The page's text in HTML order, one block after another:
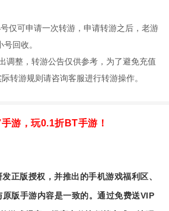
仅可申请一次转游，申请转游之后，老游
回收。
调整，转游公告仅供参考，为了避免充值
转游规则请咨询客服进行转游操作。
游，玩0.1折BT手游！
正版授权，并推出的手机游戏福利区、
版手游内容是一致的。通过免费送VIP